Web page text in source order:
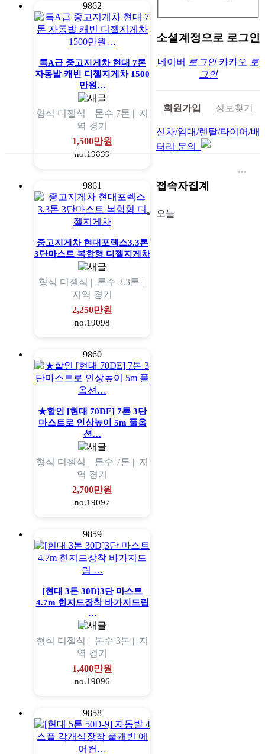
9862
특A급 중고지게차 현대 7톤
자동발 캐빈 디젤지게차 1500
만원…
형식 디젤식 | 톤수 7톤 | 지
역 경기
1,500만원
no.19099
9861
중고지게차 현대포렉스3.3톤
3단마스트 복합형 디젤지게차
형식 디젤식 | 톤수 3.3톤 |
지역 경기
2,250만원
no.19098
9860
★할인 [현대 70DE] 7톤 3단
마스트로 인상높이 5m 풀옵
션…
형식 디젤식 | 톤수 7톤 | 지
역 경기
2,700만원
no.19097
9859
[현대 3톤 30D]3단 마스트
4.7m 힌지드장착 바가지드림
…
형식 디젤식 | 톤수 3톤 | 지
역 경기
1,400만원
no.19096
9858
소셜계정으로 로그인
네이버 로그인 카카오 로
그인
회원가입 정보찾기
신차/임대/렌탈/타이어/배
터리 문의
접속자집계
오늘